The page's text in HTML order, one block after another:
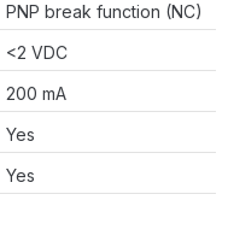
PNP break function (NC)
<2 VDC
200 mA
Yes
Yes